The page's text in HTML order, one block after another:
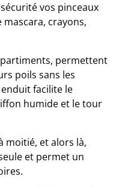
vos pinceaux
crayons,
permettent
poils sans les
facilite le
humide et le tour
moitié, et alors là,
et permet un